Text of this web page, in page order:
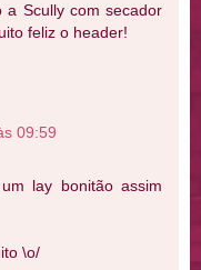
a Scully com secador
feliz o header!
09:59
lay bonitão assim
\o/